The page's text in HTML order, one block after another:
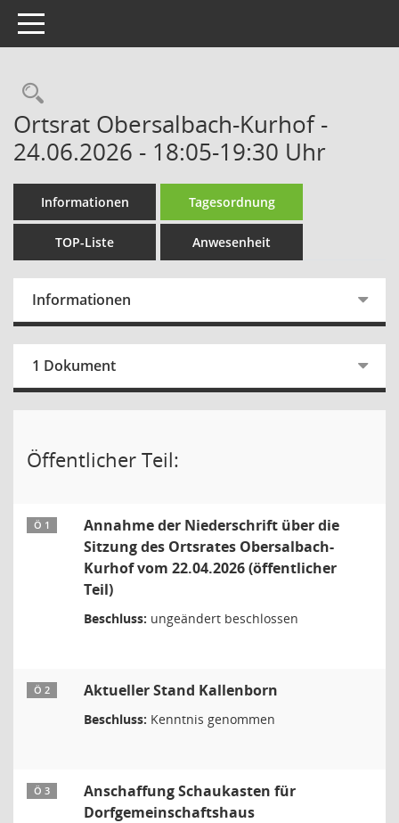
Toggle navigation
Rechercheauswahl
Ortsrat Obersalbach-Kurhof -
24.06.2026 - 18:05-19:30 Uhr
Informationen Tagesordnung
TOP-Liste Anwesenheit
Informationen
1 Dokument
Öffentlicher Teil:
Ö 1
Annahme der Niederschrift über die
Sitzung des Ortsrates Obersalbach-
Kurhof vom 22.04.2026 (öffentlicher
Teil)
Beschluss: ungeändert beschlossen
Ö 2 Aktueller Stand Kallenborn
Beschluss: Kenntnis genommen
Ö 3
Anschaffung Schaukasten für
Dorfgemeinschaftshaus